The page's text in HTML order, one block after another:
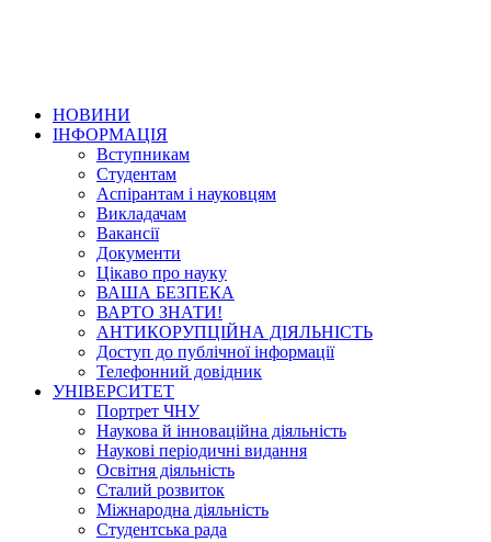
НОВИНИ
ІНФОРМАЦІЯ
Вступникам
Студентам
Аспірантам і науковцям
Викладачам
Вакансії
Документи
Цікаво про науку
ВАША БЕЗПЕКА
ВАРТО ЗНАТИ!
АНТИКОРУПЦІЙНА ДІЯЛЬНІСТЬ
Доступ до публічної інформації
Телефонний довідник
УНІВЕРСИТЕТ
Портрет ЧНУ
Наукова й інноваційна діяльність
Наукові періодичні видання
Освітня діяльність
Сталий розвиток
Міжнародна діяльність
Студентська рада